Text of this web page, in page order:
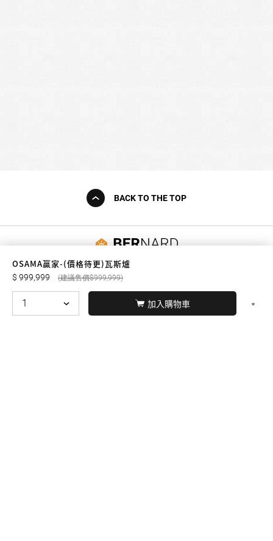
OSAMA贏家-(價格待更)瓦斯爐
999,999 999,999
加入購物車
BACK TO THE TOP
友誠購物
© BERNARD 2021 WEBDESIGN